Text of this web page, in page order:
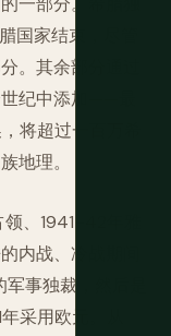
国家结束，尽管
。其余部分通过
纪中添加——最
将超过一百万希
地理。
、1941–42年雅
内战、冷战期间
事独裁，然后是
采用欧元。从